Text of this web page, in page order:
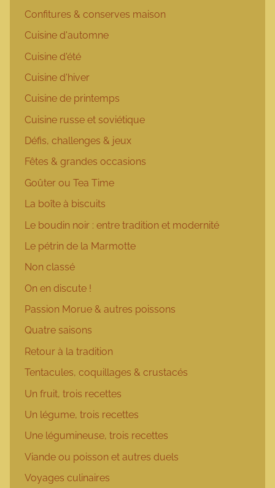
Confitures & conserves maison
Cuisine d'automne
Cuisine d'été
Cuisine d'hiver
Cuisine de printemps
Cuisine russe et soviétique
Défis, challenges & jeux
Fêtes & grandes occasions
Goûter ou Tea Time
La boîte à biscuits
Le boudin noir : entre tradition et modernité
Le pétrin de la Marmotte
Non classé
On en discute !
Passion Morue & autres poissons
Quatre saisons
Retour à la tradition
Tentacules, coquillages & crustacés
Un fruit, trois recettes
Un légume, trois recettes
Une légumineuse, trois recettes
Viande ou poisson et autres duels
Voyages culinaires